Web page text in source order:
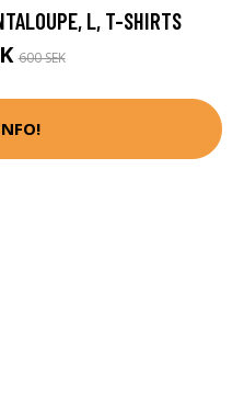
L, T-SHIRTS
600 SEK